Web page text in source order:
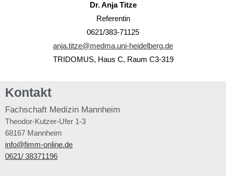
Dr. Anja Titze
Referentin
0621/383-71125
anja.titze@medma.uni-heidelberg.de
TRIDOMUS, Haus C, Raum C3-319
Kontakt
Fachschaft Medizin Mannheim
Theodor-Kutzer-Ufer 1-3
68167 Mannheim
info@fimm-online.de
0621/ 38371196